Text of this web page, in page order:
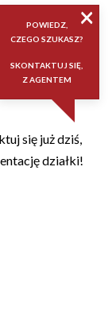
Jeżeli chcesz
na
MPZP.
się już dziś,
działki!
×
POWIEDZ,
CZEGO SZUKASZ?
SKONTAKTUJ SIĘ,
Z AGENTEM